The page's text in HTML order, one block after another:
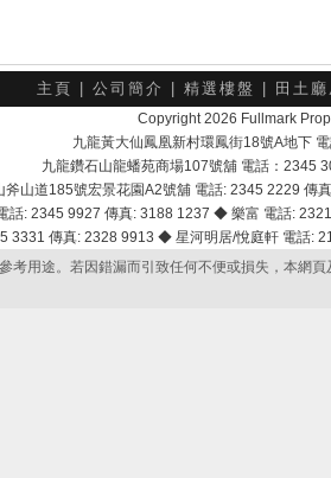
主頁 公司簡介 精選樓盤 田土
Copyright 2026 Fullmark
九龍黃大仙鳳凰新村環鳳街18號A地下
九龍鑽石山龍蟠苑商場107號舖 電話：2345
斧山道185號宏景花園A2號舖 電話: 2345 2229
話: 2345 9927 傳真: 3188 1237 ◆ 樂富 電話:
3331 傳真: 2328 9913 ◆ 星河明居/悅庭軒 電話
考用途。若因錯漏而引致任何不便或損失，本網